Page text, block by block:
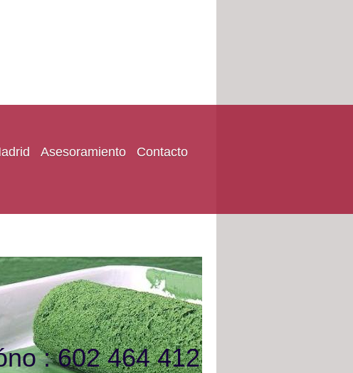
Asesoramiento Contacto
: 602 464 412